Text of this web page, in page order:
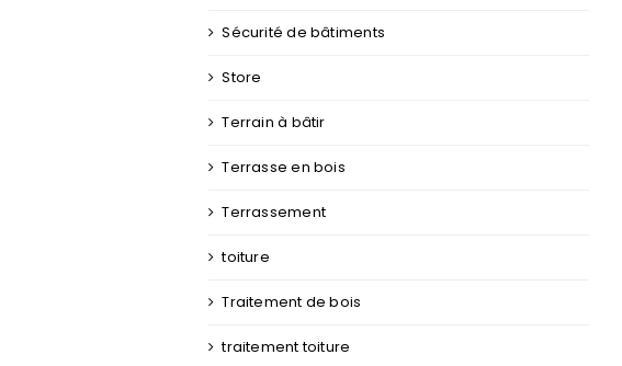
Sécurité de bâtiments
Store
Terrain à bâtir
Terrasse en bois
Terrassement
toiture
Traitement de bois
traitement toiture